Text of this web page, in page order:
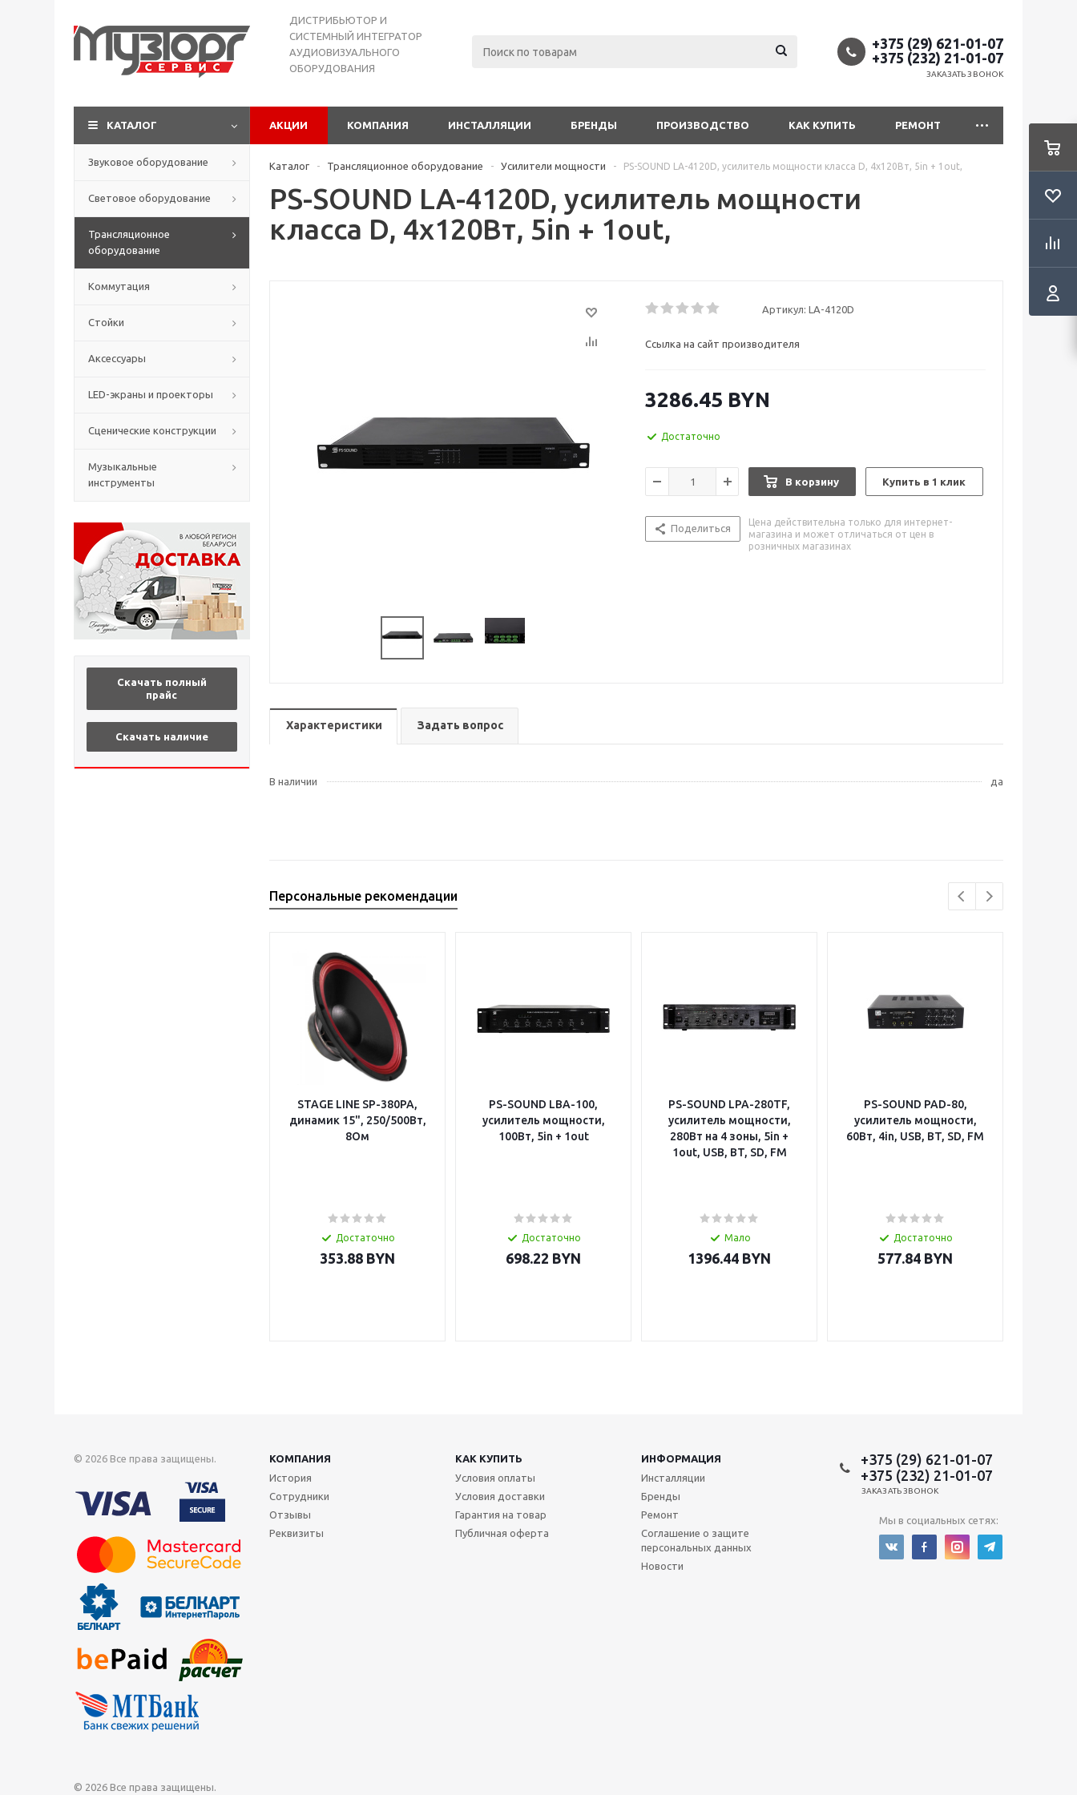
ДИСТРИБЬЮТОР И
СИСТЕМНЫЙ ИНТЕГРАТОР
АУДИОВИЗУАЛЬНОГО
ОБОРУДОВАНИЯ
+375 (29) 621-01-07
+375 (232) 21-01-07
ЗАКАЗАТЬ ЗВОНОК
КАТАЛОГ АКЦИИ КОМПАНИЯ ИНСТАЛЛЯЦИИ БРЕНДЫ ПРОИЗВОДСТВО КАК КУПИТЬ РЕМОНТ
Звуковое оборудование
Световое оборудование
Трансляционное
оборудование
Коммутация
Стойки
Аксессуары
LED-экраны и проекторы
Сценические конструкции
Музыкальные
инструменты
Скачать полный
прайс
Скачать наличие
Каталог - Трансляционное оборудование - Усилители мощности - PS-SOUND LA-4120D, усилитель мощности класса D, 4x120Вт, 5in + 1out,
PS-SOUND LA-4120D, усилитель мощности
класса D, 4x120Вт, 5in + 1out,
Артикул: LA-4120D
Ссылка на сайт производителя
3286.45 BYN
Достаточно
В корзину Купить в 1 клик
Поделиться
Цена действительна только для интернет-
магазина и может отличаться от цен в
розничных магазинах
Характеристики Задать вопрос
В наличии да
Персональные рекомендации
STAGE LINE SP-380PA,
динамик 15", 250/500Вт,
8Ом
Достаточно
353.88 BYN
PS-SOUND LBA-100,
усилитель мощности,
100Вт, 5in + 1out
Достаточно
698.22 BYN
PS-SOUND LPA-280TF,
усилитель мощности,
280Вт на 4 зоны, 5in +
1out, USB, BT, SD, FM
Мало
1396.44 BYN
PS-SOUND PAD-80,
усилитель мощности,
60Вт, 4in, USB, BT, SD, FM
Достаточно
577.84 BYN
© 2026 Все права защищены. КОМПАНИЯ КАК КУПИТЬ
ИНФОРМАЦИЯ
История
Сотрудники
Отзывы
Реквизиты
Условия оплаты
Условия доставки
Гарантия на товар
Публичная оферта
Инсталляции
Бренды
Ремонт
Соглашение о защите
персональных данных
Новости
+375 (29) 621-01-07
+375 (232) 21-01-07
ЗАКАЗАТЬ ЗВОНОК
Мы в социальных сетях:
© 2026 Все права защищены.